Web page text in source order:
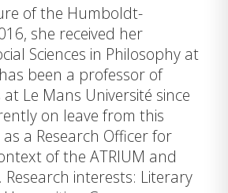
of the Humboldt-
she received her
Sciences in Philosophy at
been a professor of
Le Mans Université since
on leave from this
a Research Officer for
of the ATRIUM and
Research interests: Literary